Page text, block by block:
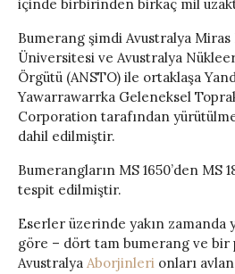
içinde birbirinden birkaç mil
Bumerang şimdi Avustralya
Üniversitesi ve Avustralya
Örgütü (ANSTO) ile ortaklaşa
Yawarrawarrka Geleneksel
Corporation tarafından
dahil edilmiştir.
Bumerangların MS 1650’den MS
tespit edilmiştir.
Eserler üzerinde yakın zamanda
göre – dört tam bumerang ve bir
Avustralya Aborjinleri onları